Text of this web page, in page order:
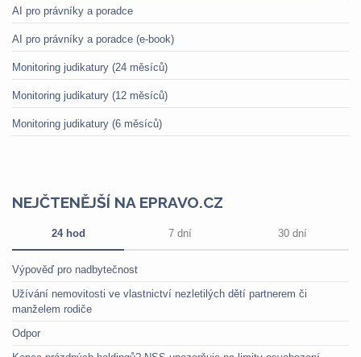
AI pro právníky a poradce
AI pro právníky a poradce (e-book)
Monitoring judikatury (24 měsíců)
Monitoring judikatury (12 měsíců)
Monitoring judikatury (6 měsíců)
NEJČTENĚJŠÍ NA EPRAVO.CZ
24 hod 7 dní 30 dní
Výpověď pro nadbytečnost
Užívání nemovitosti ve vlastnictví nezletilých dětí partnerem či
manželem rodiče
Odpor